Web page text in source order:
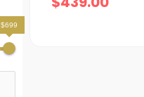
$699